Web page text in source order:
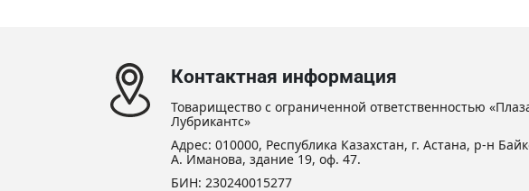
Контактная информация
Товарищество с ограниченной ответственностью
Лубрикантс»
Адрес: 010000, Республика Казахстан, г. Астана, р-н
А. Иманова, здание 19, оф. 47.
БИН: 230240015277